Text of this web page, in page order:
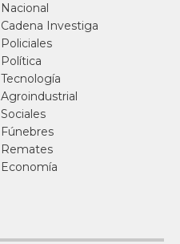
Nacional
Cadena Investiga
Policiales
Política
Tecnología
Agroindustrial
Sociales
Fúnebres
Remates
Economía